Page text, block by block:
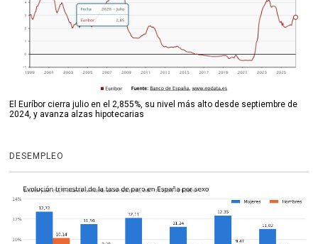
El Euríbor cierra julio en el 2,855%, su nivel más alto desde septiembre de
2024, y avanza alzas hipotecarias
DESEMPLEO